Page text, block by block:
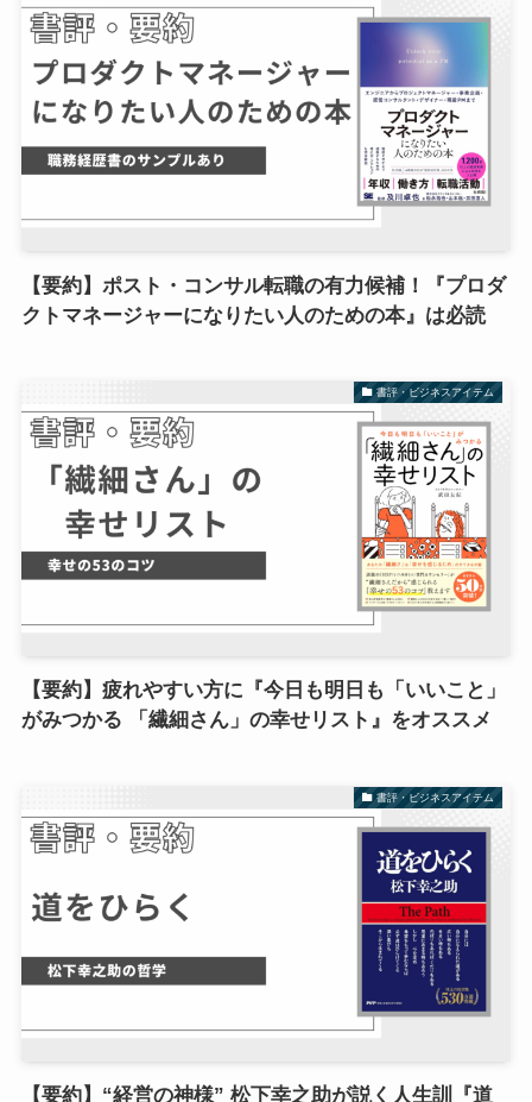
【要約】ポスト・コンサル転職の有力候補！『プロダ
クトマネージャーになりたい人のための本』は必読
書評・ビジネスアイテム
【要約】疲れやすい方に『今日も明日も「いいこと」
がみつかる 「繊細さん」の幸せリスト』をオススメ
書評・ビジネスアイテム
【要約】“経営の神様” 松下幸之助が説く人生訓『道